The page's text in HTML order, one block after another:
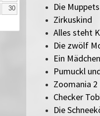
30
Die
Zirkuskind
Alles steht
Die zwölf
Ein
Pumuckl
Zoomania 2
Checker
Die